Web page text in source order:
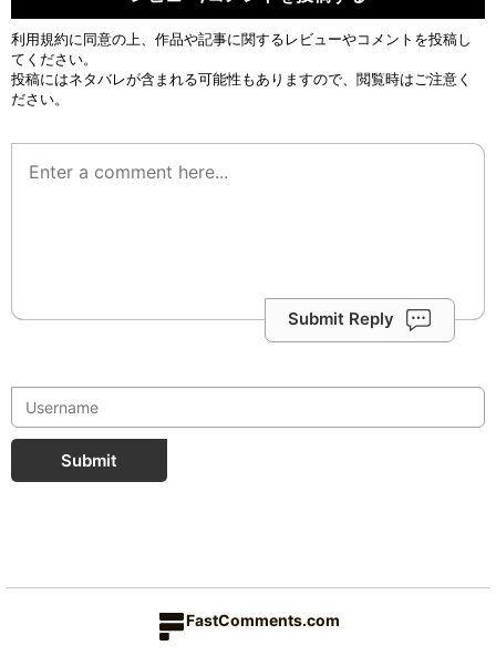
利用規約に同意の上、作品や記事に関するレビューやコメントを投稿し
てください。
投稿にはネタバレが含まれる可能性もありますので、閲覧時はご注意く
ださい。
Submit Reply
Submit
FastComments.com